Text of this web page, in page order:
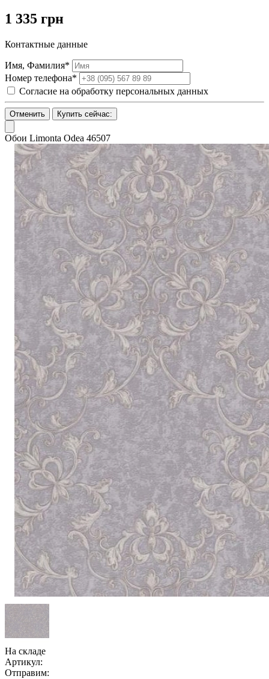
1 335 грн
Контактные данные
Имя, Фамилия*
Номер телефона*
Согласие на обработку персональных данных
Отменить Купить сейчас:
Обои Limonta Odea 46507
На складе
Артикул:
Отправим: